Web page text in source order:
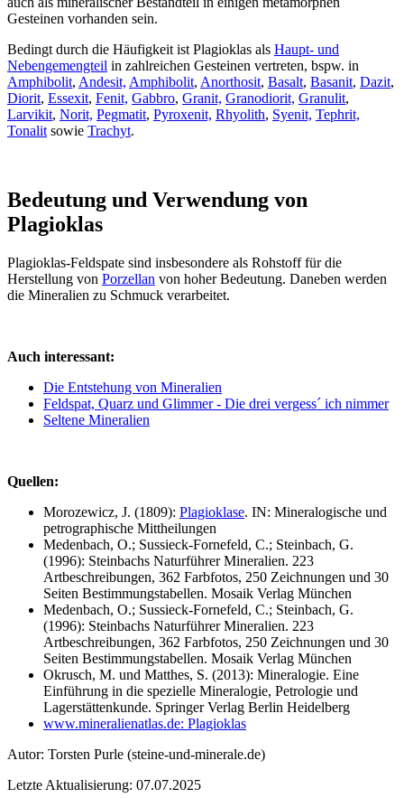
Gesteinen vorhanden sein.
Bedingt durch die Häufigkeit ist Plagioklas als Haupt- und
Nebengemengteil in zahlreichen Gesteinen vertreten, bspw. in
Amphibolit, Andesit, Amphibolit, Anorthosit, Basalt, Basanit, Dazit,
Diorit, Essexit, Fenit, Gabbro, Granit, Granodiorit, Granulit,
Larvikit, Norit, Pegmatit, Pyroxenit, Rhyolith, Syenit, Tephrit,
Tonalit sowie Trachyt.
Bedeutung und Verwendung von
Plagioklas
Plagioklas-Feldspate sind insbesondere als Rohstoff für die
Herstellung von Porzellan von hoher Bedeutung. Daneben werden
die Mineralien zu Schmuck verarbeitet.
Auch interessant:
Die Entstehung von Mineralien
Feldspat, Quarz und Glimmer - Die drei vergess´ ich nimmer
Seltene Mineralien
Quellen:
Morozewicz, J. (1809): Plagioklase. IN: Mineralogische und
petrographische Mittheilungen
Medenbach, O.; Sussieck-Fornefeld, C.; Steinbach, G.
(1996): Steinbachs Naturführer Mineralien. 223
Artbeschreibungen, 362 Farbfotos, 250 Zeichnungen und 30
Seiten Bestimmungstabellen. Mosaik Verlag München
Medenbach, O.; Sussieck-Fornefeld, C.; Steinbach, G.
(1996): Steinbachs Naturführer Mineralien. 223
Artbeschreibungen, 362 Farbfotos, 250 Zeichnungen und 30
Seiten Bestimmungstabellen. Mosaik Verlag München
Okrusch, M. und Matthes, S. (2013): Mineralogie. Eine
Einführung in die spezielle Mineralogie, Petrologie und
Lagerstättenkunde. Springer Verlag Berlin Heidelberg
www.mineralienatlas.de: Plagioklas
Autor: Torsten Purle (steine-und-minerale.de)
Letzte Aktualisierung: 07.07.2025